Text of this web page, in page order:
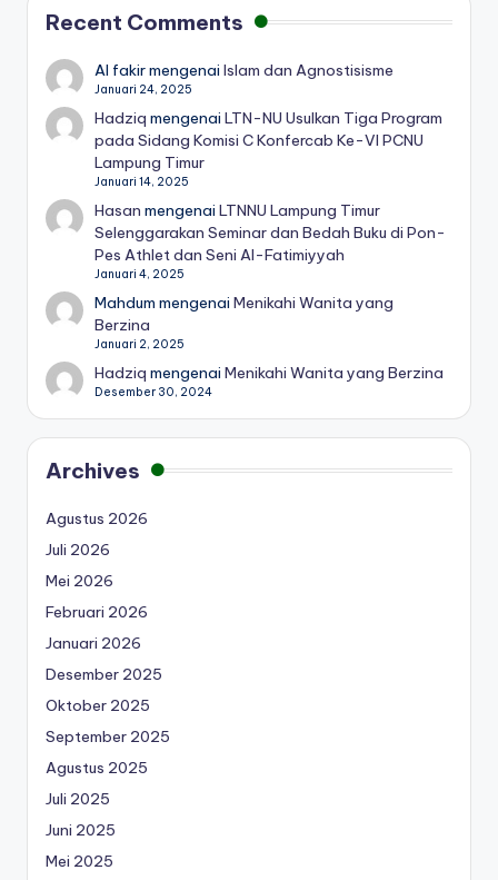
Recent Comments
Al fakirmengenaiIslam dan Agnostisisme
Januari 24, 2025
Hadziq mengenaiLTN-NU Usulkan Tiga Program
pada Sidang Komisi C Konfercab Ke-VI PCNU
Lampung Timur
Januari 14, 2025
Hasan mengenaiLTNNU Lampung Timur
Selenggarakan Seminar dan Bedah Buku di Pon-
Pes Athlet dan Seni Al-Fatimiyyah
Januari 4, 2025
Mahdum mengenaiMenikahi Wanita yang
Berzina
Januari 2, 2025
Hadziq mengenaiMenikahi Wanita yang Berzina
Desember 30, 2024
Archives
Agustus 2026
Juli 2026
Mei 2026
Februari 2026
Januari 2026
Desember 2025
Oktober 2025
September 2025
Agustus 2025
Juli 2025
Juni 2025
Mei 2025